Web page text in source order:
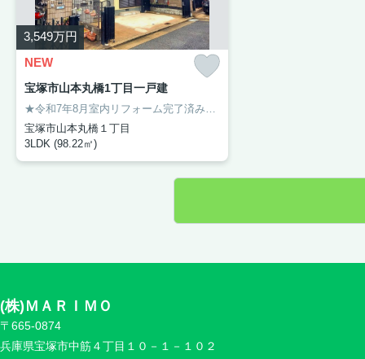
3,549万円
NEW
宝塚市山本丸橋1丁目一戸建
★令和7年8月室内リフォーム完了済み★システムキッチン新調・ユニットバス新調・トイレ新調・洗面化粧台新調・クロス張替・フローリング張替・網戸張替・ＣＦ張替・白蟻点検・建具交換・ハウスクリーニング【おすすめポイント】オール洋室の間取り・各居室6帖以上・カウンターキッチン。ご内覧希望の際はお気軽にお問い合わせください。
宝塚市山本丸橋１丁目
3LDK (98.22㎡)
(株)ＭＡＲＩＭＯ
〒665-0874
兵庫県宝塚市中筋４丁目１０－１－１０２